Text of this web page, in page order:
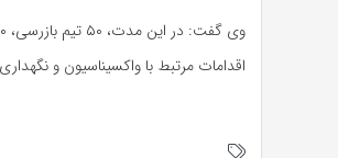
اقدامات مرتبط با واکسیناسیون و